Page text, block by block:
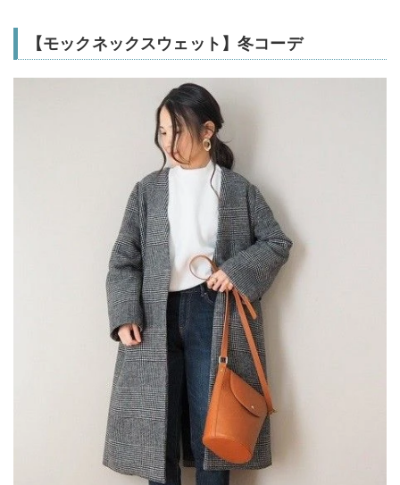
【モックネックスウェット】冬コーデ